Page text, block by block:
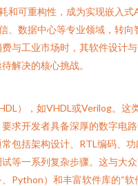
和可重构性，成为实现嵌入式
、数据中心等专业领域，转向
与工业市场时，其软件设计
解决的核心挑战。
），如VHDL或Verilog。这
求开发者具备深厚的数字电
包括架构设计、RTL编码、功
等一系列复杂步骤。这与大
Python）和丰富软件库的“软